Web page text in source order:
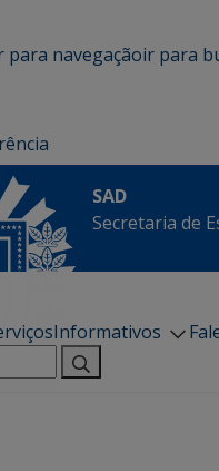
para navegaçãoir para
SAD
Secretaria de
Informativos